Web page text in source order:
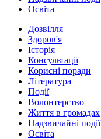
Освіта
Дозвілля
Здоров'я
Історія
Консультації
Корисні поради
Література
Події
Волонтерство
Життя в громадах
Надзвичайні події
Освіта